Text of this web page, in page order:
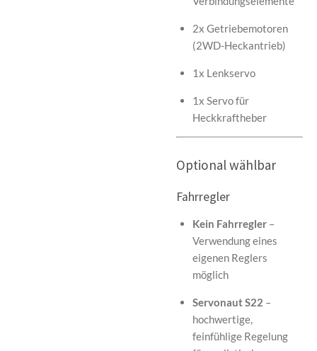
2x Getriebemotoren
(2WD-Heckantrieb)
1x Lenkservo
1x Servo für
Heckkraftheber
Optional wählbar
Fahrregler
Kein Fahrregler–
Verwendung eines
eigenen Reglers
möglich
Servonaut S22 –
hochwertige,
feinfühlige Regelung